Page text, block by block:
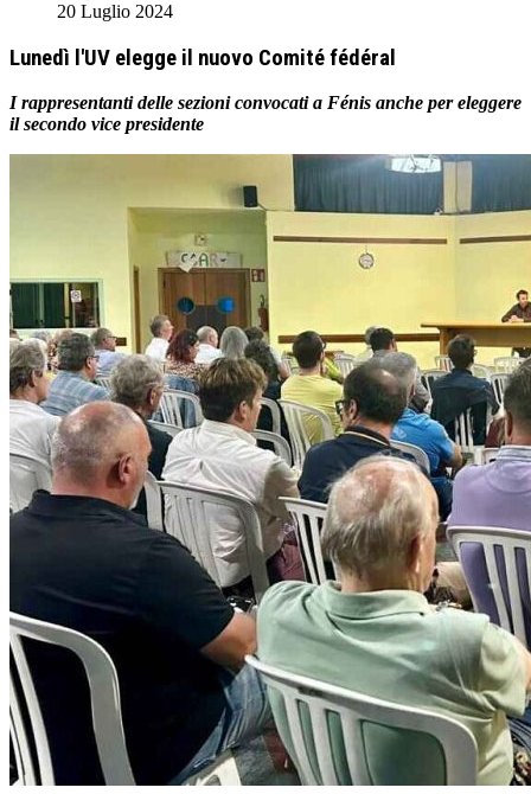
20 Luglio 2024
Lunedì l'UV elegge il nuovo Comité fédéral
I rappresentanti delle sezioni convocati a Fénis anche per eleggere
il secondo vice presidente